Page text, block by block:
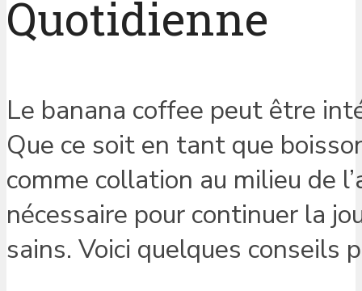
Quotidienne
Le banana coffee peut être
Que ce soit en tant que
comme collation au milieu de
nécessaire pour continuer la
sains. Voici quelques conseils